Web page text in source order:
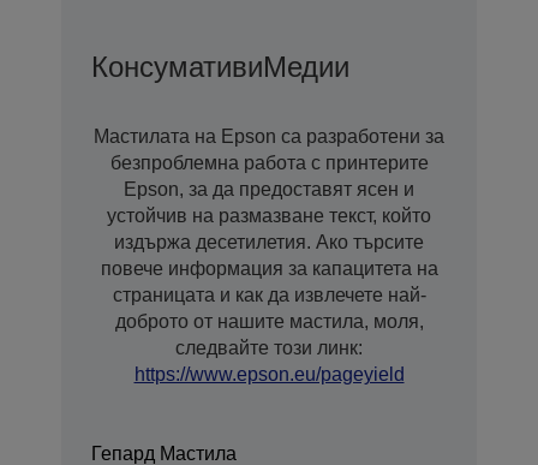
КонсумативиМедии
Мастилата на Epson са разработени за
безпроблемна работа с принтерите
Epson, за да предоставят ясен и
устойчив на размазване текст, който
издържа десетилетия. Ако търсите
повече информация за капацитета на
страницата и как да извлечете най-
доброто от нашите мастила, моля,
следвайте този линк:
https://www.epson.eu/pageyield
Гепард Мастила